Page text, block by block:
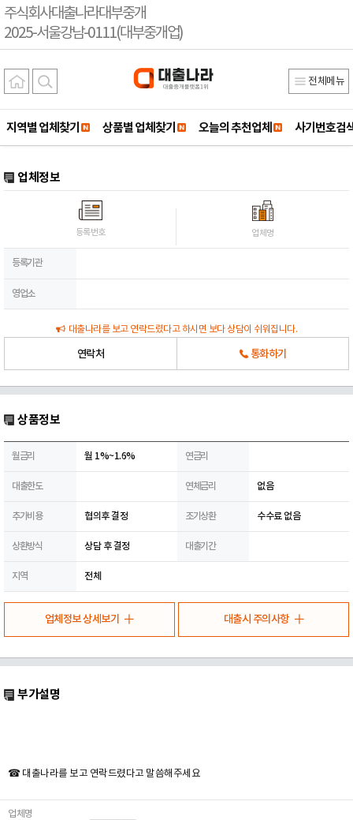
주식회사대출나라대부중개
2025-서울강남-0111(대부중개업)
전체메뉴
지역별 업체찾기 상품별 업체찾기 오늘의 추천업체 사기번호검
업체정보
등록번호 업체명
등록기관
영업소
대출나라를 보고 연락드렸다고 하시면 보다 상담이 쉬워집니다.
연락처 통화하기
상품정보
월금리 월 1%~1.6% 연금리
대출한도 연체금리 없음
추가비용 협의후 결정 조기상환 수수료 없음
상환방식 상담 후 결정 대출기간
지역 전체
업체정보 상세보기 대출시 주의사항
부가설명
☎ 대출나라를 보고 연락드렸다고 말씀해주세요
업체명